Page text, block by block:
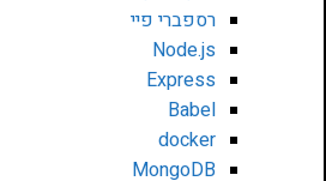
רספברי פיי
Node.js
Express
Babel
docker
MongoDB